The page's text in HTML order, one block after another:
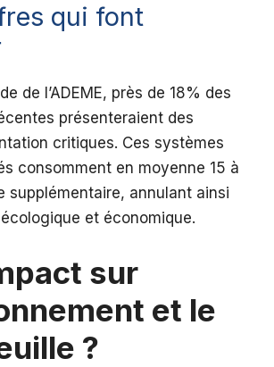
qui font
de l’ADEME, près de 18% des
présenteraient des
critiques. Ces systèmes
consomment en moyenne 15 à
supplémentaire, annulant ainsi
et économique.
sur
et le
?